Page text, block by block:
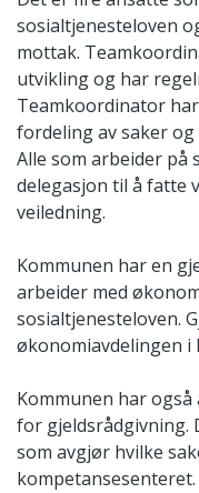
sosialtjenesteloven
mottak.
utvikling og har
Teamkoordinator
fordeling av saker
Alle som arbeider
delegasjon til å fatte
veiledning.
Kommunen har en
arbeider med
sosialtjenesteloven.
økonomiavdelingen i
Kommunen har
for gjeldsrådgivning.
som avgjør hvilke
kompetansesenteret.